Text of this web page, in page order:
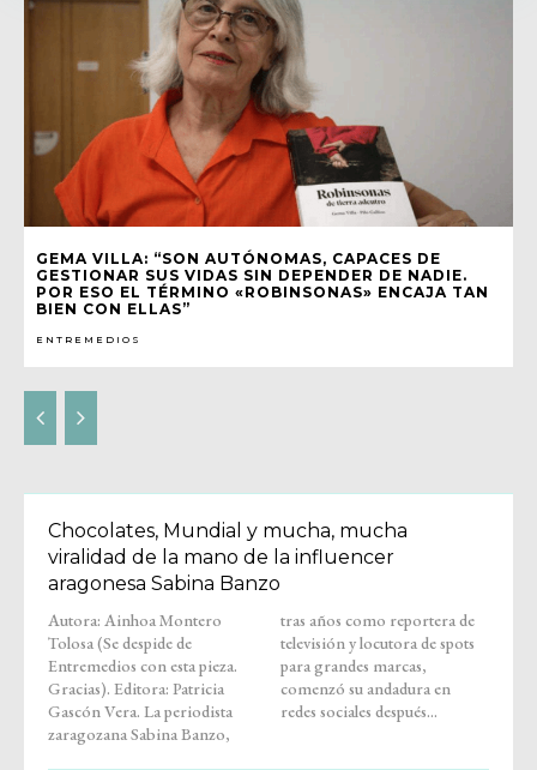
GEMA VILLA: “SON AUTÓNOMAS, CAPACES DE
GESTIONAR SUS VIDAS SIN DEPENDER DE NADIE.
POR ESO EL TÉRMINO «ROBINSONAS» ENCAJA TAN
BIEN CON ELLAS”
ENTREMEDIOS
Chocolates, Mundial y mucha, mucha
viralidad de la mano de la influencer
aragonesa Sabina Banzo
Autora: Ainhoa Montero
Tolosa (Se despide de
Entremedios con esta pieza.
Gracias). Editora: Patricia
Gascón Vera. La periodista
zaragozana Sabina Banzo,
tras años como reportera de
televisión y locutora de spots
para grandes marcas,
comenzó su andadura en
redes sociales después...